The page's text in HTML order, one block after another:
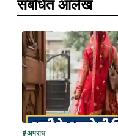
संबंधित आलेख
#अपराध